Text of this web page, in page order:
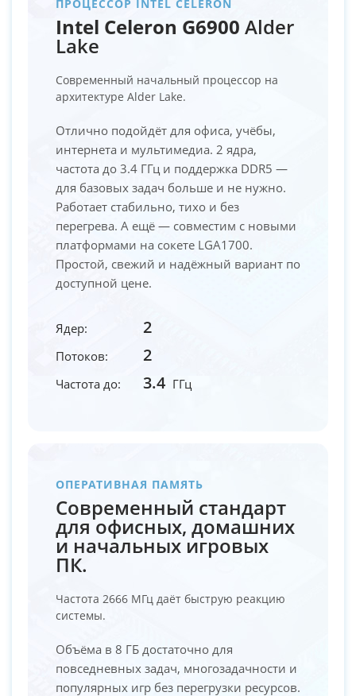
ПРОЦЕССОР INTEL CELERON
Intel Celeron G6900 Alder
Lake
Современный начальный процессор на
архитектуре Alder Lake.
Отлично подойдёт для офиса, учёбы,
интернета и мультимедиа. 2 ядра,
частота до 3.4 ГГц и поддержка DDR5 —
для базовых задач больше и не нужно.
Работает стабильно, тихо и без
перегрева. А ещё — совместим с новыми
платформами на сокете LGA1700.
Простой, свежий и надёжный вариант по
доступной цене.
Ядер: 2
Потоков: 2
Частота до: 3.4 ГГц
ОПЕРАТИВНАЯ ПАМЯТЬ
Современный стандарт
для офисных, домашних
и начальных игровых
ПК.
Частота 2666 МГц даёт быструю реакцию
системы.
Объёма в 8 ГБ достаточно для
повседневных задач, многозадачности и
популярных игр без перегрузки ресурсов.